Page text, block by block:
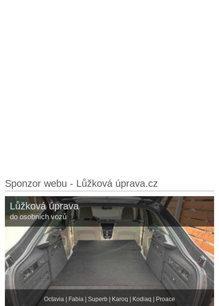
Sponzor webu - Lůžková úprava.cz
Lůžková úprava
do osobních vozů
Octavia | Fabia | Superb | Karoq | Kodiaq | Proace